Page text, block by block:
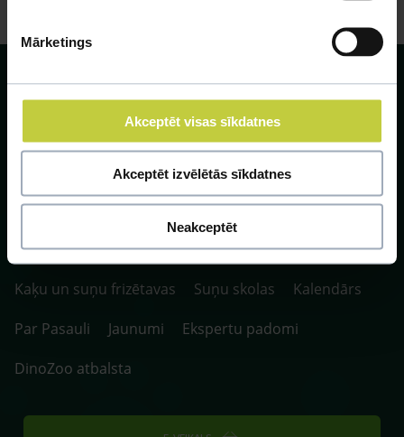
Mārketings
Akceptēt visas sīkdatnes
Akceptēt izvēlētās sīkdatnes
Neakceptēt
SIA ZOO Centrs, LV40003622166,
Vienības gatve 109, Rīga, Latvija, LV-1058.
P. 10:00-20:00 / S.SV. 10:00-16:00
Fotokonkurss
Klīnikas un aptiekas
Kaķu un suņu frizētavas
Suņu skolas
Kalendārs
Par Pasauli
Jaunumi
Ekspertu padomi
DinoZoo atbalsta